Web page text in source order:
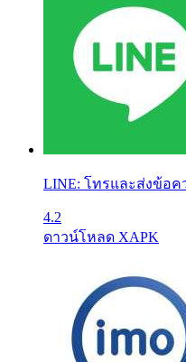
LINE: โทรและส่งข้อค
4.2
ดาวน์โหลด XAPK